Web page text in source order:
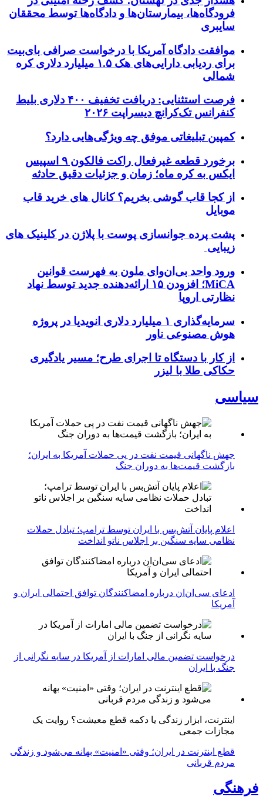
فرودگاه‌ها، بیمارستان‌ها و دادگاه‌ها توسط محققان
سایبری
موافقت دادگاه آمریکا با درخواست صرافی بای‌بیت
برای ردیابی دارایی‌های هک ۱.۵ میلیارد دلاری کره
شمالی
فرصت استثنایی: دریافت تخفیف ۴۰۰ دلاری بلیط
کنفرانس تک‌کرانچ دیسراپت ۲۰۲۶
کمپین تبلیغاتی موفق چه ویژگی‌هایی دارد؟
برخورد قطعه غیرفعال راکت فالکون ۹ اسپیس
ایکس به کره ماه؛ زمان و جزئیات دقیق حادثه
از کجا قاب گوشی بخریم؟ کانال های خرید قاب
موبایل
پشت پرده جوانسازی پوست با پلاژن در کلینیک های
زیبایی
ورود واحد بی‌ان‌وای ملون به فهرست قوانین
MiCA؛ افزودن ۱۵ ارائه‌دهنده جدید توسط نهاد
نظارتی اروپا
سرمایه‌گذاری ۱ میلیارد دلاری انویدیا در پروژه
هوش مصنوعی ناور
از کار با دستگاه تا اجرای طرح؛ مسیر یادگیری
حکاکی طلا با لیزر
سیاسی
جهش ناگهانی قیمت نفت در پی حملات آمریکا به ایران؛
بازگشت قیمت‌ها به دوران جنگ
اعلام پایان آتش‌بس با ایران توسط ترامپ؛ تبادل حملات
نظامی سایه سنگین بر اجلاس ناتو انداخت
ادعای سی‌ان‌ان درباره امضاکنندگان توافق احتمالی ایران و
آمریکا
درخواست تضمین مالی امارات از آمریکا در سایه نگرانی از
جنگ با ایران
اینترنت، ابزار زندگی یا دکمه قطع معیشت؟ روایت یک
مجازات جمعی
قطع اینترنت در ایران؛ وقتی «امنیت» بهانه می‌شود و زندگی
مردم قربانی
فرهنگی